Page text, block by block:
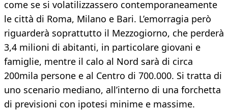
come se si volatilizzassero contemporaneamente
le città di Roma, Milano e Bari. L’emorragia però
riguarderà soprattutto il Mezzogiorno, che perderà
3,4 milioni di abitanti, in particolare giovani e
famiglie, mentre il calo al Nord sarà di circa
200mila persone e al Centro di 700.000. Si tratta di
uno scenario mediano, all’interno di una forchetta
di previsioni con ipotesi minime e massime.